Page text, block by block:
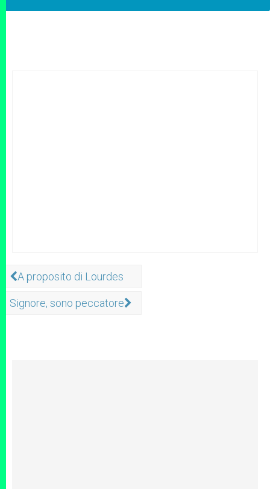
A proposito di Lourdes
Signore, sono peccatore